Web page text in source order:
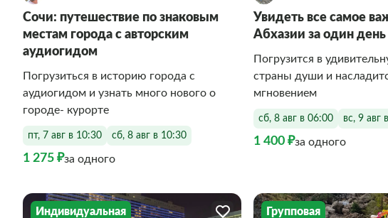
Сочи: путешествие по знаковым
местам города с авторским
аудиогидом
Погрузиться в историю города с
аудиогидом и узнать много нового о
городе- курорте
пт, 7 авг в 10:30 сб, 8 авг в 10:30
1 275 ₽за одного
Увидеть все самое
Абхазии за один день
Погрузится в
страны души и
мгновением
сб, 8 авг в 06:00 вс, 9 авг
1 400 ₽за одного
Индивидуальная Групповая